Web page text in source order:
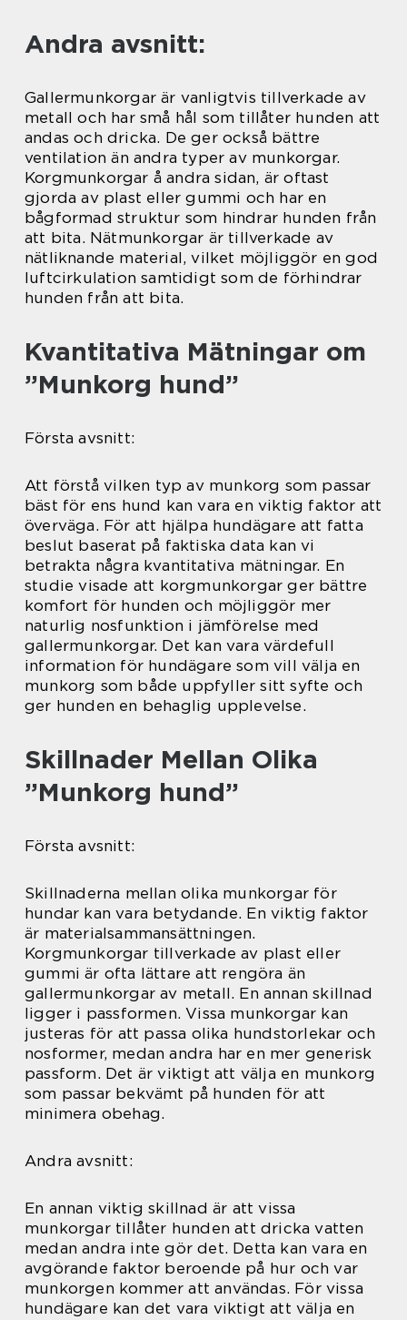
Andra avsnitt:
Gallermunkorgar är vanligtvis tillverkade av
metall och har små hål som tillåter hunden att
andas och dricka. De ger också bättre
ventilation än andra typer av munkorgar.
Korgmunkorgar å andra sidan, är oftast
gjorda av plast eller gummi och har en
bågformad struktur som hindrar hunden från
att bita. Nätmunkorgar är tillverkade av
nätliknande material, vilket möjliggör en god
luftcirkulation samtidigt som de förhindrar
hunden från att bita.
Kvantitativa Mätningar om
”Munkorg hund”
Första avsnitt:
Att förstå vilken typ av munkorg som passar
bäst för ens hund kan vara en viktig faktor att
överväga. För att hjälpa hundägare att fatta
beslut baserat på faktiska data kan vi
betrakta några kvantitativa mätningar. En
studie visade att korgmunkorgar ger bättre
komfort för hunden och möjliggör mer
naturlig nosfunktion i jämförelse med
gallermunkorgar. Det kan vara värdefull
information för hundägare som vill välja en
munkorg som både uppfyller sitt syfte och
ger hunden en behaglig upplevelse.
Skillnader Mellan Olika
”Munkorg hund”
Första avsnitt:
Skillnaderna mellan olika munkorgar för
hundar kan vara betydande. En viktig faktor
är materialsammansättningen.
Korgmunkorgar tillverkade av plast eller
gummi är ofta lättare att rengöra än
gallermunkorgar av metall. En annan skillnad
ligger i passformen. Vissa munkorgar kan
justeras för att passa olika hundstorlekar och
nosformer, medan andra har en mer generisk
passform. Det är viktigt att välja en munkorg
som passar bekvämt på hunden för att
minimera obehag.
Andra avsnitt:
En annan viktig skillnad är att vissa
munkorgar tillåter hunden att dricka vatten
medan andra inte gör det. Detta kan vara en
avgörande faktor beroende på hur och var
munkorgen kommer att användas. För vissa
hundägare kan det vara viktigt att välja en